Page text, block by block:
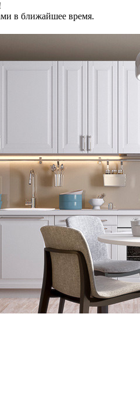
в ближайшее время.